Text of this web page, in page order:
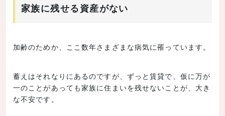
家族に残せる資産がない
加齢のためか、ここ数年さまざまな病気に罹っています。
蓄えはそれなりにあるのですが、ずっと賃貸で、仮に万が
一のことがあっても家族に住まいを残せないことが、大き
な不安です。